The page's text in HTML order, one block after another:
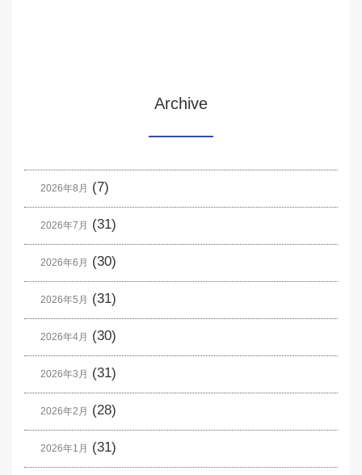
Archive
2026年8月 (7)
2026年7月 (31)
2026年6月 (30)
2026年5月 (31)
2026年4月 (30)
2026年3月 (31)
2026年2月 (28)
2026年1月 (31)